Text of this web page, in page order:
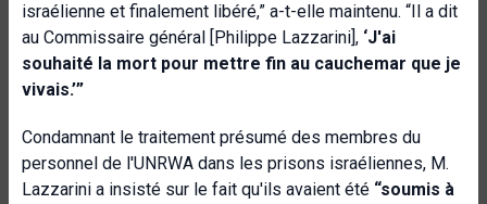
israélienne et finalement libéré,” a-t-elle maintenu. “Il a dit
au Commissaire général [Philippe Lazzarini], ‘J'ai
souhaité la mort pour mettre fin au cauchemar que je
vivais.’”
Condamnant le traitement présumé des membres du
personnel de l'UNRWA dans les prisons israéliennes, M.
Lazzarini a insisté sur le fait qu'ils avaient été “soumis à